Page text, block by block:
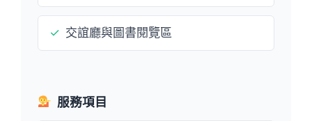
✓ 交誼廳與圖書閱覽區
服務項目